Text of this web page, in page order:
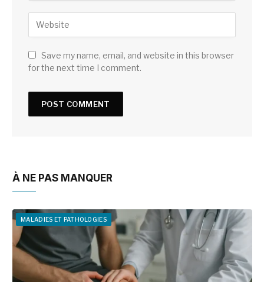
Save my name, email, and website in this browser
for the next time I comment.
À NE PAS MANQUER
MALADIES ET PATHOLOGIES